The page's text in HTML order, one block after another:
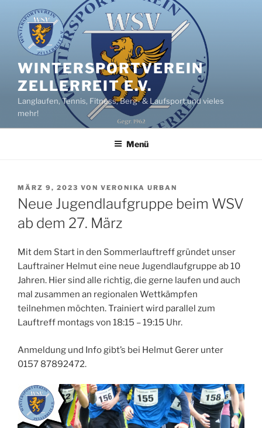
Inhalt
springen
WINTERSPORTVEREIN
ZELLERREIT E.V.
Langlaufen, Tennis, Fitness, Berg- & Laufsport und vieles
mehr!
Menü
VERÖFFENTLICHT
AM
MÄRZ 9, 2023 VON VERONIKA URBAN
Neue Jugendlaufgruppe beim WSV
ab dem 27. März
Mit dem Start in den Sommerlauftreff gründet unser
Lauftrainer Helmut eine neue Jugendlaufgruppe ab 10
Jahren. Hier sind alle richtig, die gerne laufen und auch
mal zusammen an regionalen Wettkämpfen
teilnehmen möchten. Trainiert wird parallel zum
Lauftreff montags von 18:15 – 19:15 Uhr.
Anmeldung und Info gibt’s bei Helmut Gerer unter
0157 87892472.